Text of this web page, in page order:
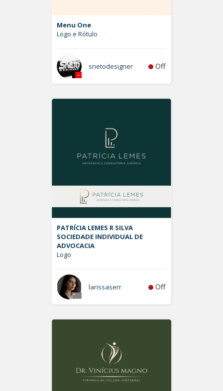
Menu One
Logo e Rótulo
snetodesigner Off
PATRÍCIA LEMES R SILVA
SOCIEDADE INDIVIDUAL DE
ADVOCACIA
Logo
larissaserr Off